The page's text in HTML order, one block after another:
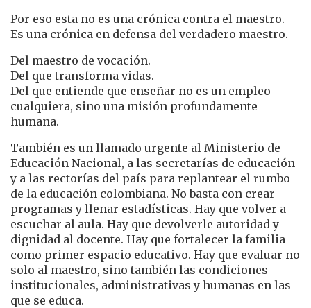
Por eso esta no es una crónica contra el maestro.
Es una crónica en defensa del verdadero maestro.
Del maestro de vocación.
Del que transforma vidas.
Del que entiende que enseñar no es un empleo
cualquiera, sino una misión profundamente
humana.
También es un llamado urgente al Ministerio de
Educación Nacional, a las secretarías de educación
y a las rectorías del país para replantear el rumbo
de la educación colombiana. No basta con crear
programas y llenar estadísticas. Hay que volver a
escuchar al aula. Hay que devolverle autoridad y
dignidad al docente. Hay que fortalecer la familia
como primer espacio educativo. Hay que evaluar no
solo al maestro, sino también las condiciones
institucionales, administrativas y humanas en las
que se educa.